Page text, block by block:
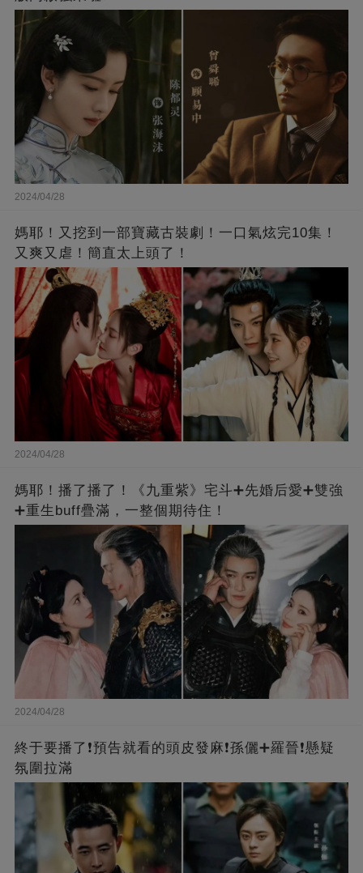
2024/04/28
媽耶！又挖到一部寶藏古裝劇！一口氣炫完10集！
又爽又虐！簡直太上頭了！
2024/04/28
媽耶！播了播了！《九重紫》宅斗➕先婚后愛➕雙強
➕重生buff疊滿，一整個期待住！
2024/04/28
終于要播了❗️預告就看的頭皮發麻❗️孫儷➕羅晉❗懸疑
氛圍拉滿